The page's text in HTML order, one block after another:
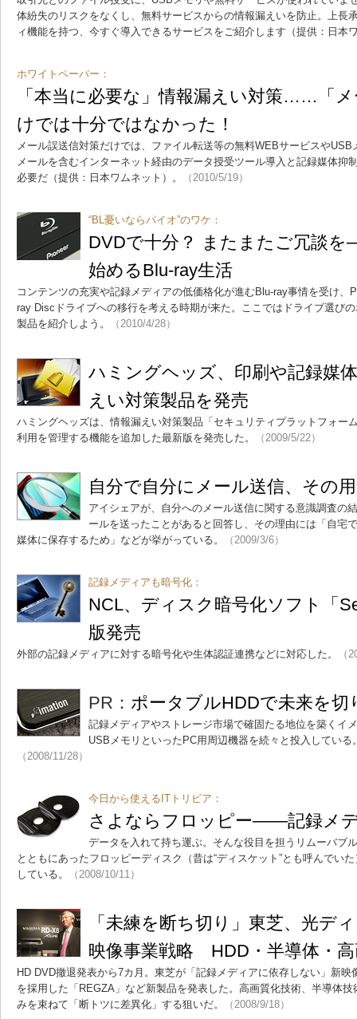
体紛失のリスクをなくし、無料サービスからの情報漏えいを防止。上長
ィ機能を持つ、今すぐ導入できるサービスをご紹介します（提供：日本
ホワイトペーパー：
「本当に必要な」情報漏えい対策……「
けでは十分ではなかった！
メール誤送信対策だけでは、ファイル転送等の無料WEBサービスや
メールを含むインターネット経由のデータ授受ツール導入と記録媒体抑
必要だ（提供：日本ワムネット）。
（2010/5/19）
“BL憂いならパイオ”のワケ：
DVDで十分？ またまたご冗談
始めるBlu-ray生活
コンテンツの充実や記録メディアの低価格化が進むBlu-ray事情を受け、
ray Discドライブへの移行を考える時期が来た。ここではドライブ選び
製品を紹介しよう。
（2010/4/28）
ハミングヘッズ、印刷や記録媒
えい対策製品を発売
ハミングヘッズは、情報漏えい対策製品「セキュリティプラットフォー
利用を管理する機能を追加した最新版を発売した。
（2009/5/22）
自分で自分にメール送信、その
アイシェアが、自分へのメール送信に関する意識調査の
ールを送ったことがあると回答し、その理由には「自宅
媒体に保存するため」などが挙がっている。
（2009/3/6）
記録メディアも暗号化：
NCL、ディスク暗号化ソフト「
版発売
外部の記録メディアに対する暗号化や生体認証連携などに対応した。 （
PR： ポータブルHDDで未来を
記録メディアやストレージ市場で確固たる地位を築くイ
USBメモリといったPC用周辺機器を続々と投入してい
（2008/11/28）
今日から使えるITトリビア：
さよならフロッピー――記録メ
データを入れて持ち運ぶ。そんな役目を担うリムーバブ
とともにあったフロッピーディスク（昔は“ディスケット”とも呼んでい
している。
（2008/10/11）
「未練を断ち切り」東芝、光デ
映像事業戦略 HDD・半導体・
HD DVD撤退発表から7カ月。東芝が「記録メディアに依存しない」新
を採用した「REGZA」など新製品を発表した。高画質化技術、半導体
みを束ねて「断トツに差異化」する狙いだ。
（2008/9/18）